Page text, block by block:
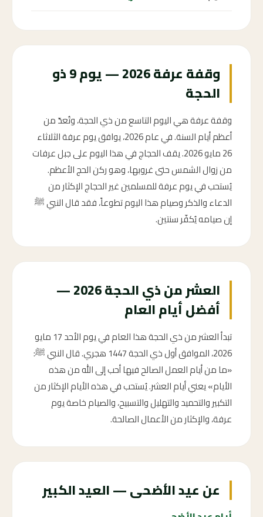
وقفة عرفة 2026 — يوم 9 ذو
الحجة
وقفة عرفة هي اليوم التاسع من ذي الحجة، وتُعدّ من
أعظم أيام السنة. في عام 2026، يوافق يوم عرفة الثلاثاء
26 مايو 2026. يقف الحجاج في هذا اليوم على جبل عرفات
من زوال الشمس حتى غروبها، وهو ركن الحج الأعظم.
يُستحب في يوم عرفة للمسلمين غير الحجاج الإكثار من
الدعاء والذكر وصيام هذا اليوم تطوعاً، فقد قال النبي ﷺ
إن صيامه يُكفّر سنتين.
العشر من ذي الحجة 2026 —
أفضل أيام العام
تبدأ العشر من ذي الحجة هذا العام في يوم الأحد 17 مايو
2026، الموافق أول ذي الحجة 1447 هجري. قال النبي ﷺ:
«ما من أيام العمل الصالح فيها أحب إلى الله من هذه
الأيام» يعني أيام العشر. يُستحب في هذه الأيام الإكثار من
التكبير والتحميد والتهليل والتسبيح، والصيام خاصة يوم
عرفة، والإكثار من الأعمال الصالحة.
عن عيد الأضحى — العيد الكبير